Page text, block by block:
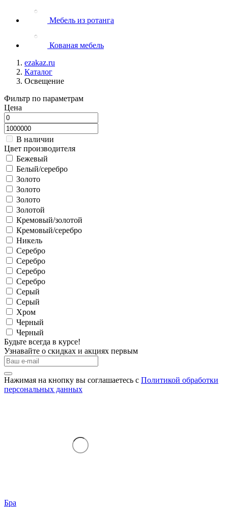
Мебель из ротанга
Кованая мебель
ezakaz.ru
Каталог
Освещение
Фильтр по параметрам
Цена
В наличии
Цвет производителя
Бежевый
Белый/серебро
Золото
Золото
Золото
Золотой
Кремовый/золотой
Кремовый/серебро
Никель
Серебро
Серебро
Серебро
Серебро
Серый
Серый
Хром
Черный
Черный
Будьте всегда в курсе!
Узнавайте о скидках и акциях первым
Нажимая на кнопку вы соглашаетесь с Политикой обработки
персональных данных
Бра